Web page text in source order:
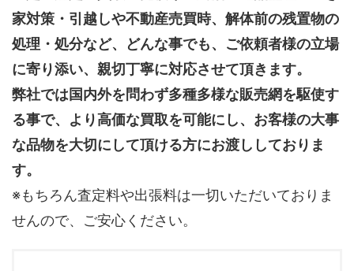
家対策・引越しや不動産売買時、解体前の残置物の
処理・処分など、どんな事でも、 ご依頼者様の立場
に寄り添い、親切丁寧に対応させて頂きます。
弊社では国内外を問わず多種多様な販売網を駆使す
る事で、より高価な買取を可能にし、お客様の大事
な品物を大切にして頂ける方にお渡ししておりま
す。
※もちろん査定料や出張料は一切いただいておりま
せんので、ご安心ください。